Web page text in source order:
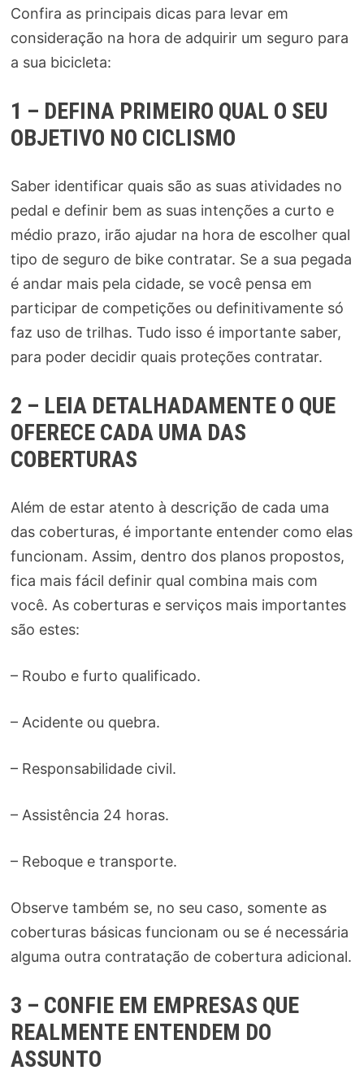
Confira as principais dicas para levar em
consideração na hora de adquirir um seguro para
a sua bicicleta:
1 – DEFINA PRIMEIRO QUAL O SEU
OBJETIVO NO CICLISMO
Saber identificar quais são as suas atividades no
pedal e definir bem as suas intenções a curto e
médio prazo, irão ajudar na hora de escolher qual
tipo de seguro de bike contratar. Se a sua pegada
é andar mais pela cidade, se você pensa em
participar de competições ou definitivamente só
faz uso de trilhas. Tudo isso é importante saber,
para poder decidir quais proteções contratar.
2 – LEIA DETALHADAMENTE O QUE
OFERECE CADA UMA DAS
COBERTURAS
Além de estar atento à descrição de cada uma
das coberturas, é importante entender como elas
funcionam. Assim, dentro dos planos propostos,
fica mais fácil definir qual combina mais com
você. As coberturas e serviços mais importantes
são estes:
– Roubo e furto qualificado.
– Acidente ou quebra.
– Responsabilidade civil.
– Assistência 24 horas.
– Reboque e transporte.
Observe também se, no seu caso, somente as
coberturas básicas funcionam ou se é necessária
alguma outra contratação de cobertura adicional.
3 – CONFIE EM EMPRESAS QUE
REALMENTE ENTENDEM DO
ASSUNTO